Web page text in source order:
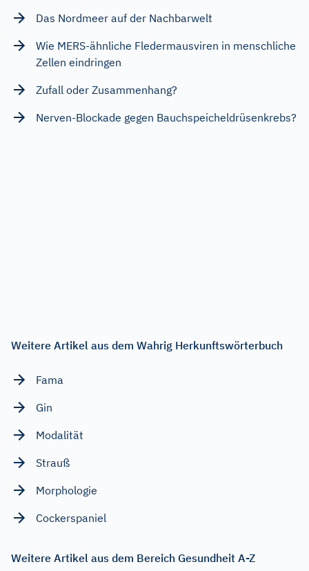
Das Nordmeer auf der Nachbarwelt
Wie MERS-ähnliche Fledermausviren in menschliche
Zellen eindringen
Zufall oder Zusammenhang?
Nerven-Blockade gegen Bauchspeicheldrüsenkrebs?
Weitere Artikel aus dem Wahrig Herkunftswörterbuch
Fama
Gin
Modalität
Strauß
Morphologie
Cockerspaniel
Weitere Artikel aus dem Bereich Gesundheit A-Z